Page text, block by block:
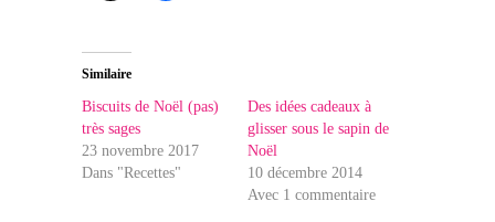
Similaire
Biscuits de Noël (pas)
très sages
23 novembre 2017
Dans "Recettes"
Des idées cadeaux à
glisser sous le sapin de
Noël
10 décembre 2014
Avec 1 commentaire